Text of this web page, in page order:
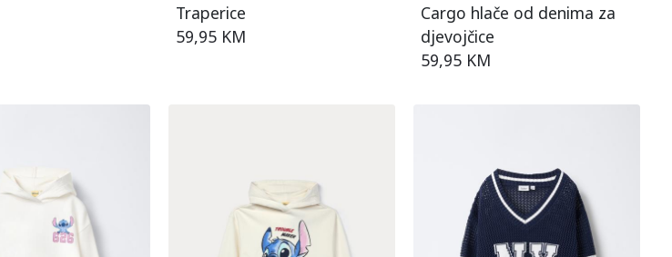
Traperice
59,95 KM
Cargo hlače od denima za
djevojčice
59,95 KM